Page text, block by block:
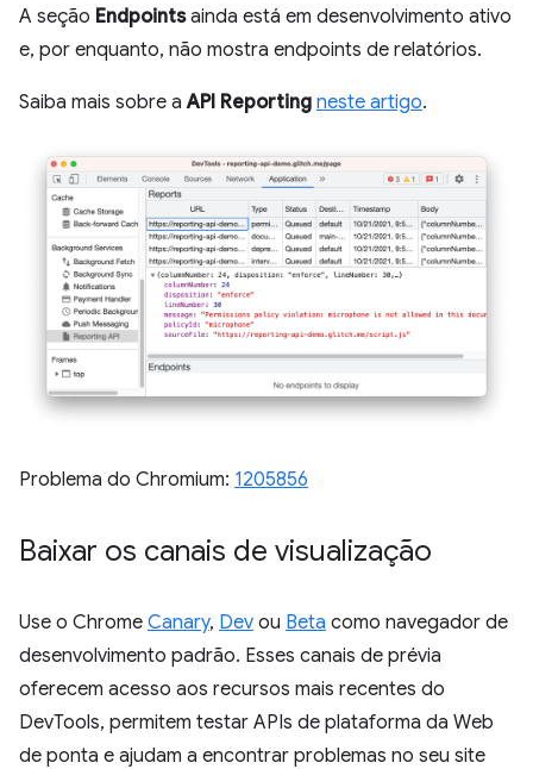
A seção Endpointsainda está em desenvolvimento ativo
e, por enquanto, não mostra endpoints de relatórios.
Saiba mais sobre aAPI Reporting neste artigo.
Problema do Chromium: 1205856
Baixar os canais de visualização
Use o Chrome Canary, Dev ou Beta como navegador de
desenvolvimento padrão. Esses canais de prévia
oferecem acesso aos recursos mais recentes do
DevTools, permitem testar APIs de plataforma da Web
de ponta e ajudam a encontrar problemas no seu site